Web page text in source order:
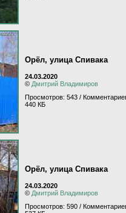
Орёл, улица Спивака
24.03.2020
© Дмитрий Владимиров
Просмотров: 543 /
440 КБ
Орёл, улица Спивака
24.03.2020
© Дмитрий Владимиров
Просмотров: 590 /